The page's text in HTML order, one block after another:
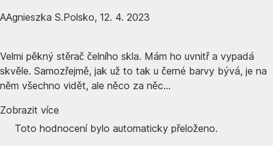
AAgnieszka S.Polsko, 12. 4. 2023
Velmi pěkný stěrač čelního skla. Mám ho uvnitř a vypadá
skvěle. Samozřejmě, jak už to tak u černé barvy bývá, je na
něm všechno vidět, ale něco za něc...
Zobrazit více
Toto hodnocení bylo automaticky přeloženo.